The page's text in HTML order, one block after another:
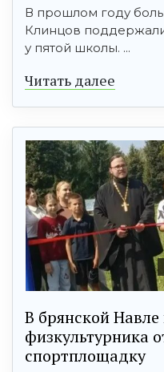
В прошлом году
Клинцов
у пятой школы. ...
Читать далее
В брянской Навле
физкультурника
спортплощадку